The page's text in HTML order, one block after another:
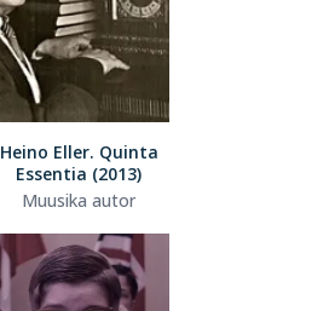
Heino Eller. Quinta
Essentia (2013)
Muusika autor